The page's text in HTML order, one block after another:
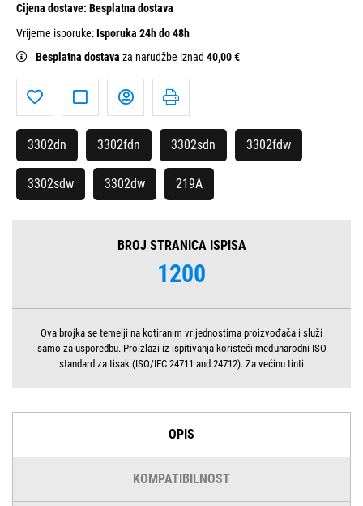
Cijena dostave: Besplatna dostava
Vrijeme isporuke:Isporuka 24h do 48h
Besplatna dostava za narudžbe iznad 40,00 €
3302dn 3302fdn 3302sdn 3302fdw
3302sdw 3302dw 219A
BROJ STRANICA ISPISA
1200
Ova brojka se temelji na kotiranim vrijednostima proizvođača i služi
samo za usporedbu. Proizlazi iz ispitivanja koristeći međunarodni ISO
standard za tisak (ISO/IEC 24711 and 24712). Za većinu tinti
OPIS
KOMPATIBILNOST